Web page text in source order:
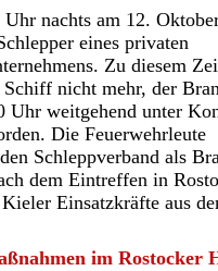
Uhr nachts am 12.
eines privaten
Zu diesem
Schiff nicht mehr, der
Uhr weitgehend unter
Die Feuerwehrleute
Schleppverband als
dem Eintreffen in
Einsatzkräfte aus
im Rostocker